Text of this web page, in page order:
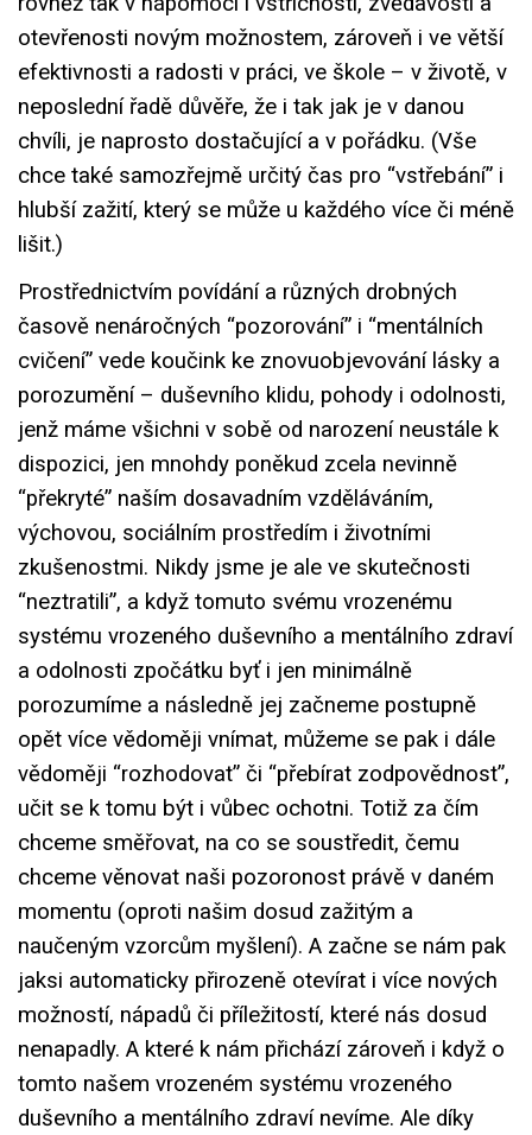
otevřenosti novým možnostem, zároveň i ve větší
efektivnosti a radosti v práci, ve škole – v životě, v
neposlední řadě důvěře, že i tak jak je v danou
chvíli, je naprosto dostačující a v pořádku. (Vše
chce také samozřejmě určitý čas pro “vstřebání” i
hlubší zažití, který se může u každého více či méně
lišit.)
Prostřednictvím povídání a různých drobných
časově nenáročných “pozorování” i “mentálních
cvičení” vede koučink ke znovuobjevování lásky a
porozumění – duševního klidu, pohody i odolnosti,
jenž máme všichni v sobě od narození neustále k
dispozici, jen mnohdy poněkud zcela nevinně
“překryté” naším dosavadním vzděláváním,
výchovou, sociálním prostředím i životními
zkušenostmi. Nikdy jsme je ale ve skutečnosti
“neztratili”, a když tomuto svému vrozenému
systému vrozeného duševního a mentálního zdraví
a odolnosti zpočátku byť i jen minimálně
porozumíme a následně jej začneme postupně
opět více vědoměji vnímat, můžeme se pak i dále
vědoměji “rozhodovat” či “přebírat zodpovědnost”,
učit se k tomu být i vůbec ochotni. Totiž za čím
chceme směřovat, na co se soustředit, čemu
chceme věnovat naši pozoronost právě v daném
momentu (oproti našim dosud zažitým a
naučeným vzorcům myšlení). A začne se nám pak
jaksi automaticky přirozeně otevírat i více nových
možností, nápadů či příležitostí, které nás dosud
nenapadly. A které k nám přichází zároveň i když o
tomto našem vrozeném systému vrozeného
duševního a mentálního zdraví nevíme. Ale díky